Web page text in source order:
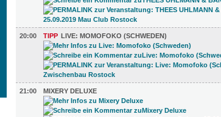
20:00 TIPP LIVE: MOMOFOKO (SCHWEDEN)
21:00 MIXERY DELUXE